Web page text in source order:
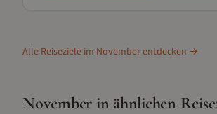
Alle Reiseziele im Novemberentdecken →
November in ähnlichen